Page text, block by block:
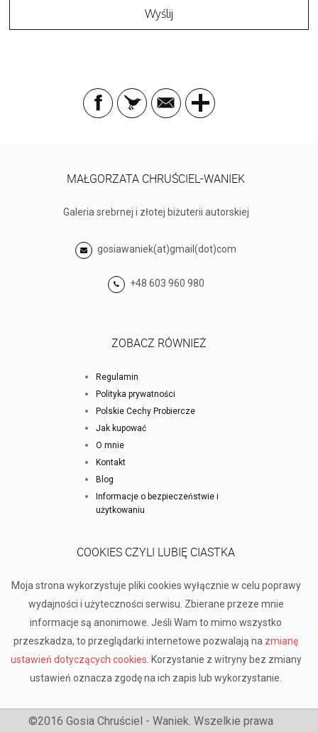
MAŁGORZATA CHRUŚCIEL-WANIEK
Galeria srebrnej i złotej biżuterii autorskiej
gosiawaniek(at)gmail(dot)com
+48 603 960 980
ZOBACZ RÓWNIEŻ
Regulamin
Polityka prywatności
Polskie Cechy Probiercze
Jak kupować
O mnie
Kontakt
Blog
Informacje o bezpieczeństwie i
użytkowaniu
COOKIES CZYLI LUBIĘ CIASTKA
Moja strona wykorzystuje pliki cookies wyłącznie w celu poprawy
wydajności i użyteczności serwisu. Zbierane przeze mnie
informacje są anonimowe. Jeśli Wam to mimo wszystko
przeszkadza, to przeglądarki internetowe pozwalają na zmianę
ustawień dotyczących cookies . Korzystanie z witryny bez zmiany
ustawień oznacza zgodę na ich zapis lub wykorzystanie.
©2016 Gosia Chruściel - Waniek. Wszelkie prawa